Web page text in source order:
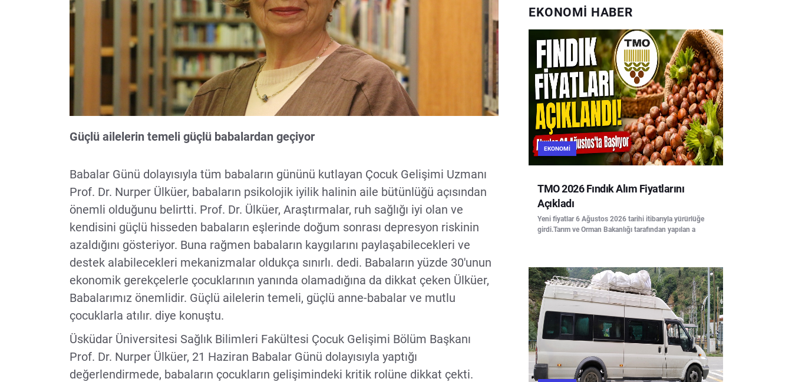
Güçlü ailelerin temeli güçlü babalardan geçiyor
Babalar Günü dolayısıyla tüm babaların gününü kutlayan Çocuk Gelişimi Uzmanı
Prof. Dr. Nurper Ülküer, babaların psikolojik iyilik halinin aile bütünlüğü açısından
önemli olduğunu belirtti. Prof. Dr. Ülküer, Araştırmalar, ruh sağlığı iyi olan ve
kendisini güçlü hisseden babaların eşlerinde doğum sonrası depresyon riskinin
azaldığını gösteriyor. Buna rağmen babaların kaygılarını paylaşabilecekleri ve
destek alabilecekleri mekanizmalar oldukça sınırlı. dedi. Babaların yüzde 30'unun
ekonomik gerekçelerle çocuklarının yanında olamadığına da dikkat çeken Ülküer,
Babalarımız önemlidir. Güçlü ailelerin temeli, güçlü anne-babalar ve mutlu
çocuklarla atılır. diye konuştu.
Üsküdar Üniversitesi Sağlık Bilimleri Fakültesi Çocuk Gelişimi Bölüm Başkanı
Prof. Dr. Nurper Ülküer, 21 Haziran Babalar Günü dolayısıyla yaptığı
değerlendirmede, babaların çocukların gelişimindeki kritik rolüne dikkat çekti.
EKONOMI HABER
EKONOMI
TMO 2026 Fındık Alım Fiyatlarını
Açıkladı
Yeni fiyatlar 6 Ağustos 2026 tarihi itibarıyla yürürlüğe
girdi.Tarım ve Orman Bakanlığı tarafından yapılan a